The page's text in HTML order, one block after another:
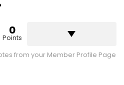
0
Points
from your Member Profile Page